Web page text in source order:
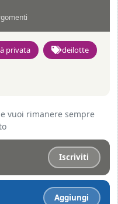
privata deilotte
vuoi rimanere sempre
Iscriviti
Aggiungi